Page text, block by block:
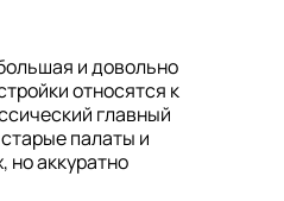
и довольно
относятся к
главный
палаты и
но аккуратно